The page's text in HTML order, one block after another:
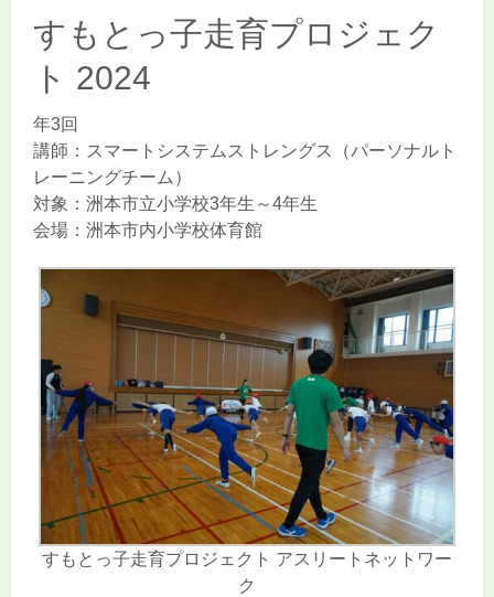
すもとっ子走育プロジェク
ト 2024
年3回
講師：スマートシステムストレングス（パーソナルト
レーニングチーム）
対象：洲本市立小学校3年生～4年生
会場：洲本市内小学校体育館
すもとっ子走育プロジェクト アスリートネットワー
ク